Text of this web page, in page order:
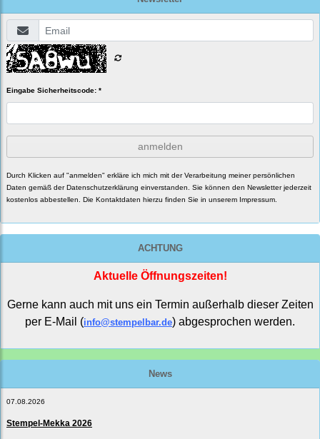
Eingabe Sicherheitscode: *
anmelden
Durch Klicken auf "anmelden" erkläre ich mich mit der Verarbeitung meiner persönlichen
Daten gemäß der Datenschutzerklärung einverstanden. Sie können den Newsletter jederzeit
kostenlos abbestellen. Die Kontaktdaten hierzu finden Sie in unserem Impressum.
ACHTUNG
Aktuelle Öffnungszeiten!
Gerne kann auch mit uns ein Termin außerhalb dieser Zeiten
per E-Mail (info@stempelbar.de) abgesprochen werden.
News
07.08.2026
Stempel-Mekka 2026